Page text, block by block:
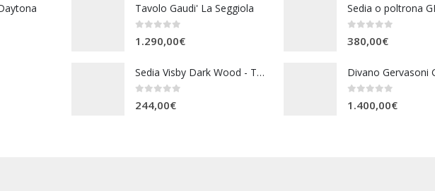
Tavolo Gaudi' La Seggiola
1.290,00€
Sedia Visby Dark Wood - Tomasucci
244,00€
380,00€
Divano Gervasoni
1.400,00€